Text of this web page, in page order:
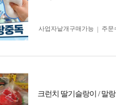
사업자 낱개구매가능
주문
크런치 딸기슬랑이 / 말